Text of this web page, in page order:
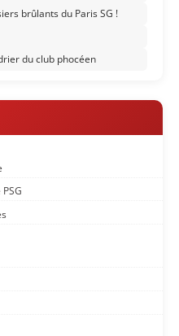
brûlants du Paris SG !
du club phocéen